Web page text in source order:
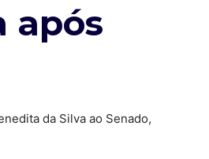
após
da Silva ao Senado,